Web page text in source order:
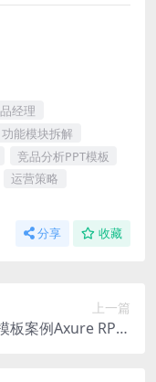
经理
功能模块拆解
竞品分析PPT模板
运营策略
分享 收藏
上一篇
板案例Axure RP源